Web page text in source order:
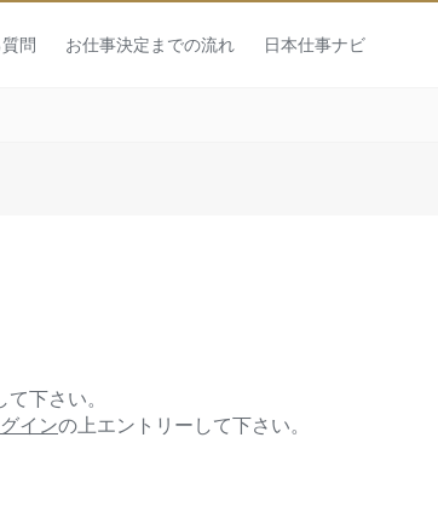
問 お仕事決定までの流れ 日本仕事ナビ
下さい。
インの上エントリーして下さい。